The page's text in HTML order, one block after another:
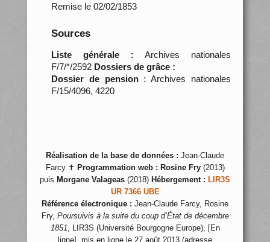
Remise le 02/02/1853
Sources
Liste générale : Archives nationales
F/7/*/2592 Dossiers de grâce :
Dossier de pension: Archives nationales
F/15/4096, 4220
Réalisation de la base de données : Jean-Claude
Farcy ✝ Programmation web : Rosine Fry(2013)
puis Morgane Valageas (2018) Hébergement : LIR3S
UR 7366 UBE
Référence électronique : Jean-Claude Farcy, Rosine
Fry, Poursuivis à la suite du coup d’État de décembre
1851, LIR3S (Université Bourgogne Europe), [En
ligne], mis en ligne le 27 août 2013 (adresse